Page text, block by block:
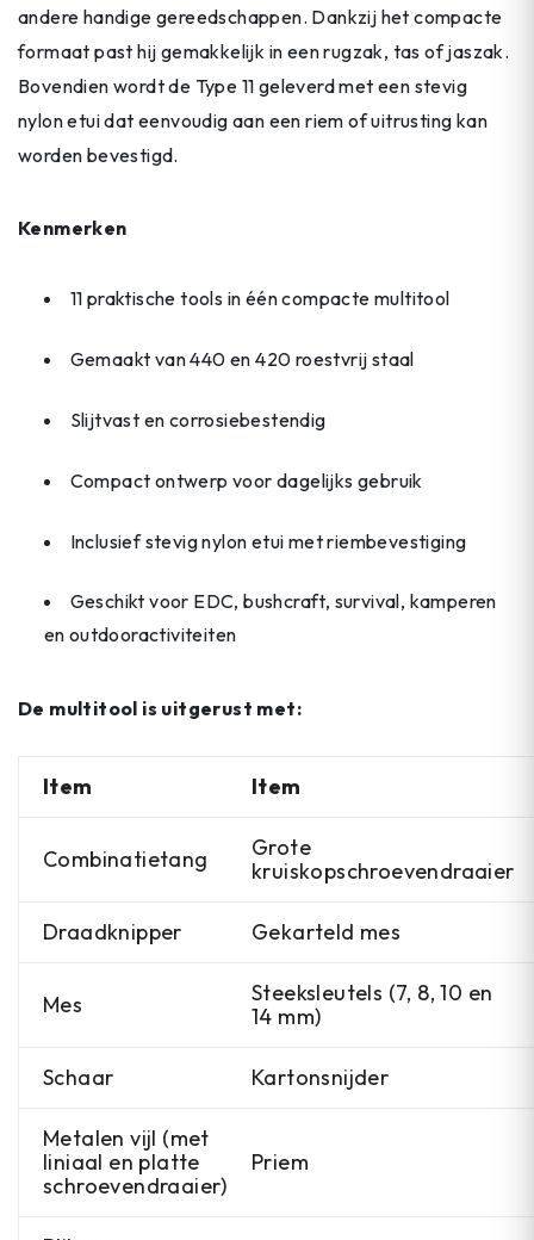
andere handige gereedschappen. Dankzij het compacte
formaat past hij gemakkelijk in een rugzak, tas of jaszak.
Bovendien wordt de Type 11 geleverd met een stevig
nylon etui dat eenvoudig aan een riem of uitrusting kan
worden bevestigd.
Kenmerken
11 praktische tools in één compacte multitool
Gemaakt van 440 en 420 roestvrij staal
Slijtvast en corrosiebestendig
Compact ontwerp voor dagelijks gebruik
Inclusief stevig nylon etui met riembevestiging
Geschikt voor EDC, bushcraft, survival, kamperen
en outdooractiviteiten
De multitool is uitgerust met:
Item Item
Combinatietang
Grote
kruiskopschroevendraaier
Draadknipper Gekarteld mes
Mes
Steeksleutels (7, 8, 10 en
14 mm)
Schaar Kartonsnijder
Metalen vijl (met
liniaal en platte
schroevendraaier)
Priem